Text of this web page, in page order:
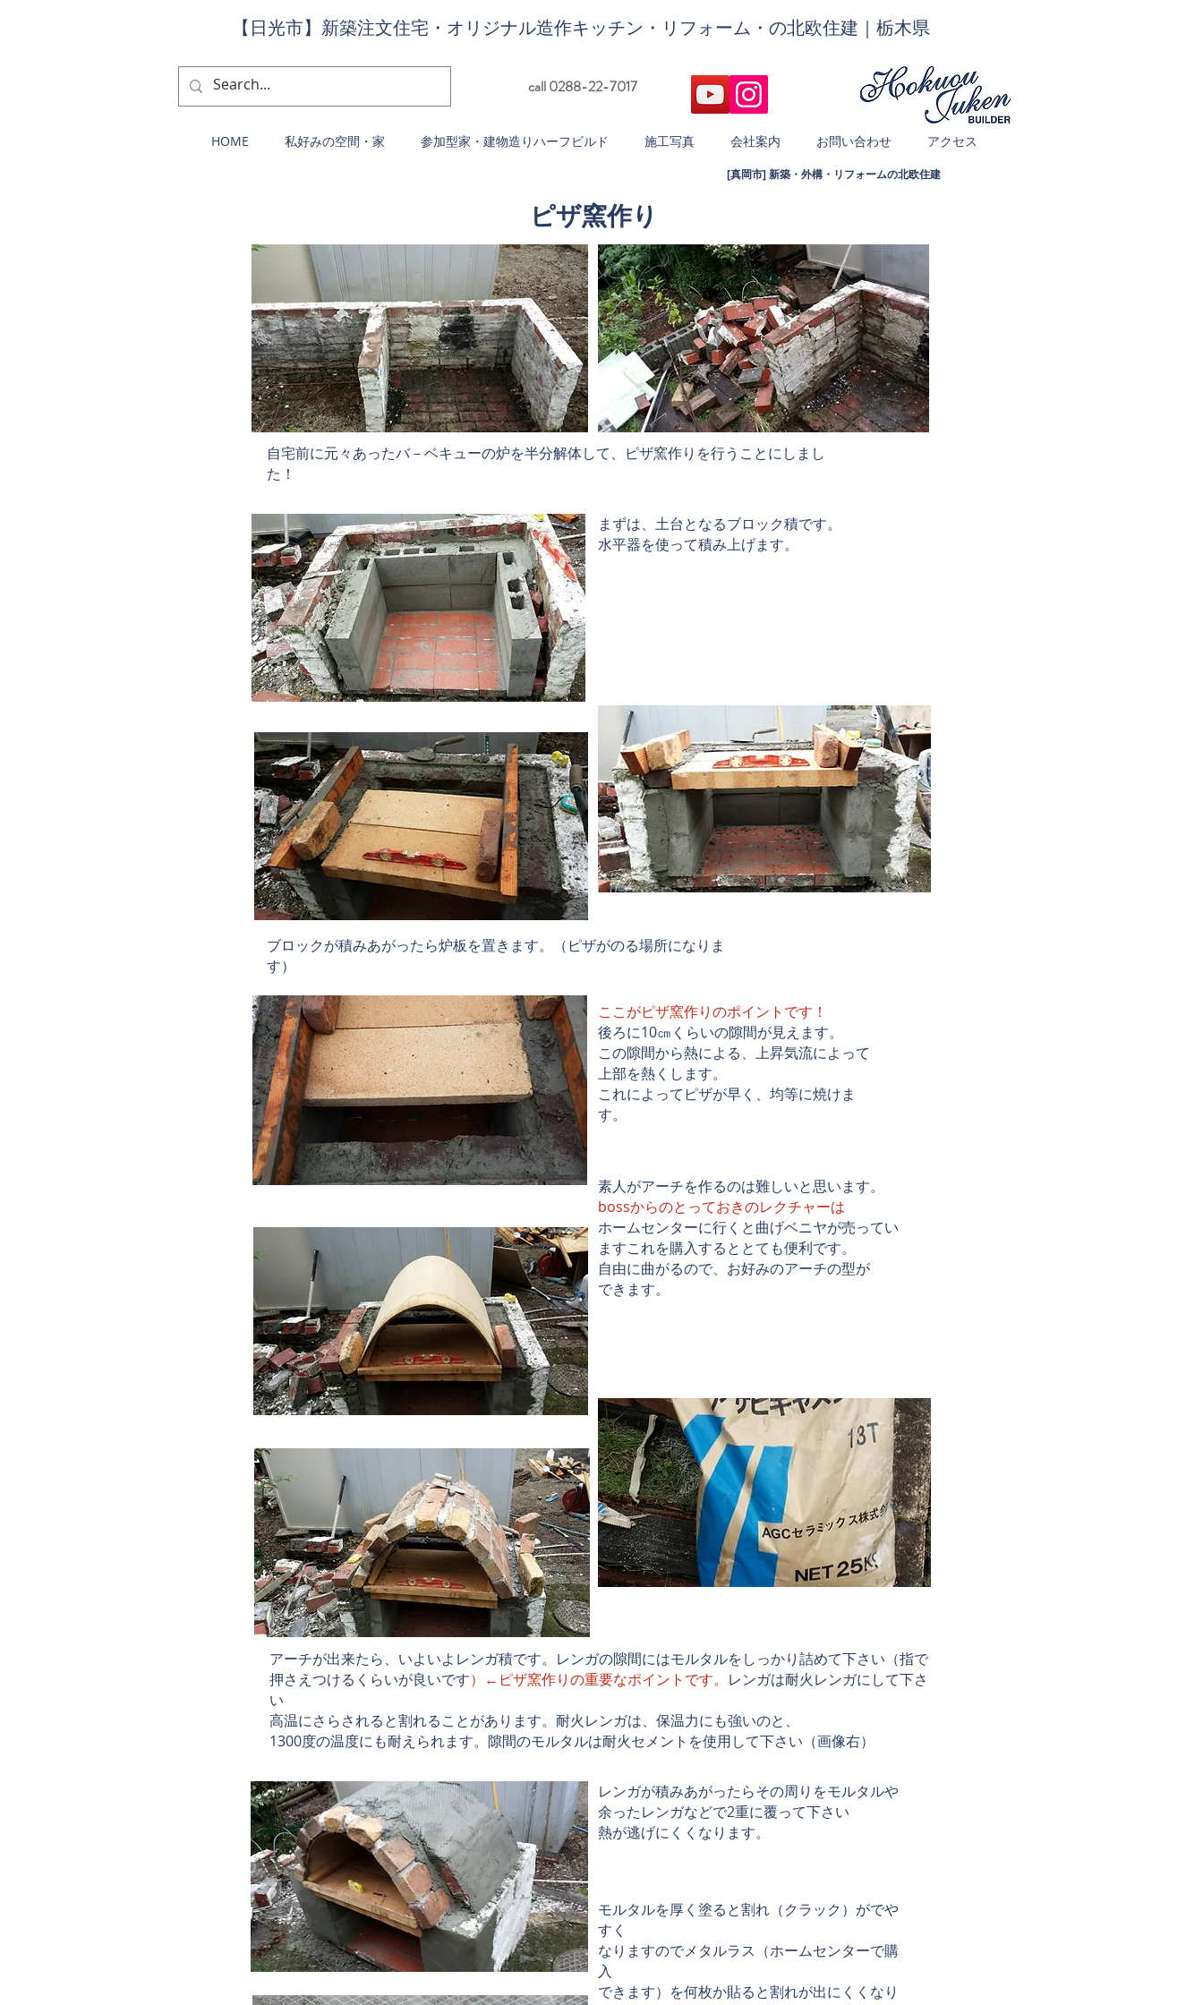
【日光市】新築注文住宅・オリジナル造作キッチン・リフォーム・の北欧住建｜栃木県
call 0288-22-7017
HOME 私好みの空間・家 参加型家・建物造りハーフビルド 施工写真 会社案内 お問い合わせ アクセス
[真岡市] 新築・外構・リフォームの北欧住建
​ピザ窯作り
​自宅前に元々あったバ－ベキューの炉を半分解体して、ピザ窯作りを行うことにしまし
た！
まずは、土台となるブロック積です。
水平器を使って積み上げます。
​ブロックが積みあがったら炉板を置きます。（ピザがのる場所になりま
す）
ここがピザ窯作りのポイントです！
後ろに10㎝くらいの隙間が見えます。
この隙間から熱による、上昇気流によって
上部を熱くします。
​これによってピザが早く、均等に焼けま
す。
素人がアーチを作るのは難しいと思います。
bossからのとっておきのレクチャーは
ホームセンターに行くと曲げベニヤが売ってい
ますこれを購入するととても便利です。
自由に曲がるので、お好みのアーチの型が
できます。
​アーチが出来たら、いよいよレンガ積です。レンガの隙間にはモルタルをしっかり詰めて下さい（指で
押さえつけるくらいが良いです）←ピザ窯作りの重要なポイントです。 レンガは耐火レンガにして下さ
い
高温にさらされると割れることがあります。耐火レンガは、保温力にも強いのと、
1300度の温度にも耐えられます。隙間のモルタルは耐火セメントを使用して下さい（画像右）
レンガが積みあがったらその周りをモルタルや
余ったレンガなどで2重に覆って下さい
熱が逃げにくくなります。
モルタルを厚く塗ると割れ（クラック）がでや
すく
なりますのでメタルラス（ホームセンターで購
入
できます）を何枚か貼ると割れが出にくくなり